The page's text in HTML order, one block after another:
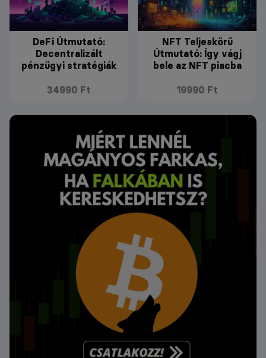
DeFi Útmutató:
Decentralizált
pénzügyi stratégiák
34990 Ft
NFT Teljeskörű
Útmutató: Így vágj
bele az NFT piacba
19990 Ft